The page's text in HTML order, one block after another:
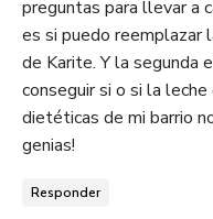
preguntas para llevar a
es si puedo reemplazar
de Karite. Y la segunda
conseguir si o si la
dietéticas de mi barrio
genias!
Responder